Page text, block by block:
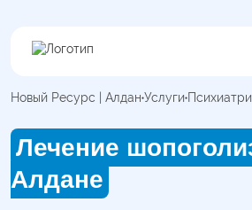
Новый Ресурс | Алдан Услуги
Лечение
Алдане